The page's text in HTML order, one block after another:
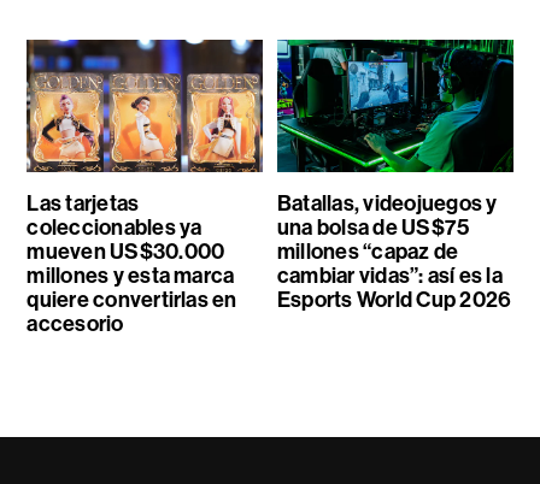
Las tarjetas
coleccionables ya
mueven US$30.000
millones y esta marca
quiere convertirlas en
accesorio
Batallas, videojuegos y
una bolsa de US$75
millones “capaz de
cambiar vidas”: así es la
Esports World Cup 2026